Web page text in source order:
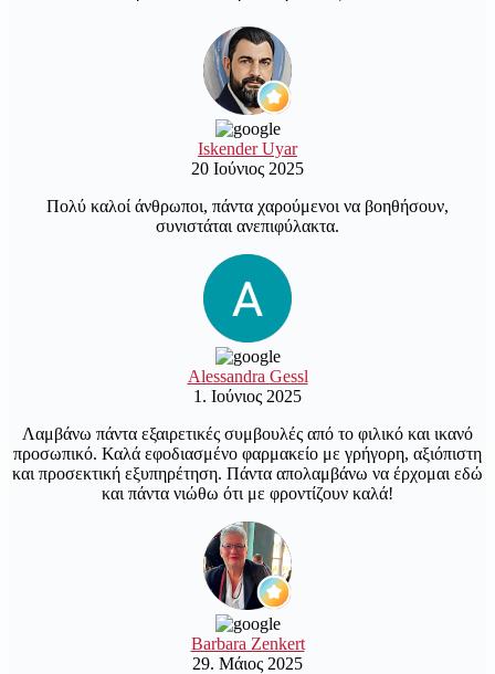
Iskender Uyar
20 Ιούνιος 2025
Πολύ καλοί άνθρωποι, πάντα χαρούμενοι να βοηθήσουν,
συνιστάται ανεπιφύλακτα.
Alessandra Gessl
1. Ιούνιος 2025
Λαμβάνω πάντα εξαιρετικές συμβουλές από το φιλικό και ικανό
προσωπικό. Καλά εφοδιασμένο φαρμακείο με γρήγορη, αξιόπιστη
και προσεκτική εξυπηρέτηση. Πάντα απολαμβάνω να έρχομαι εδώ
και πάντα νιώθω ότι με φροντίζουν καλά!
Barbara Zenkert
29. Μάιος 2025